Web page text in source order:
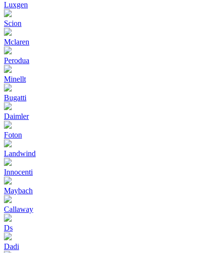
Luxgen
Scion
Mclaren
Perodua
Minellt
Bugatti
Daimler
Foton
Landwind
Innocenti
Maybach
Callaway
Ds
Dadi